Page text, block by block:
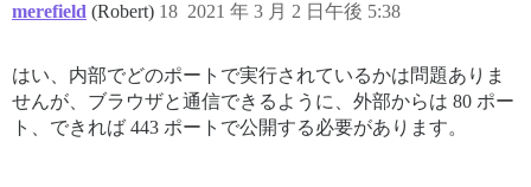
merefield (Robert) 2021 年 3 月 2 日午後 5:38
18
はい、内部でどのポートで実行されているかは問題ありま
せんが、ブラウザと通信できるように、外部からは 80 ポー
ト、できれば 443 ポートで公開する必要があります。